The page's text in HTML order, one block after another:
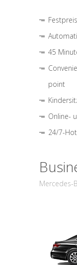
Festpreis
45
point
Online-
24/7-
Mercedes-